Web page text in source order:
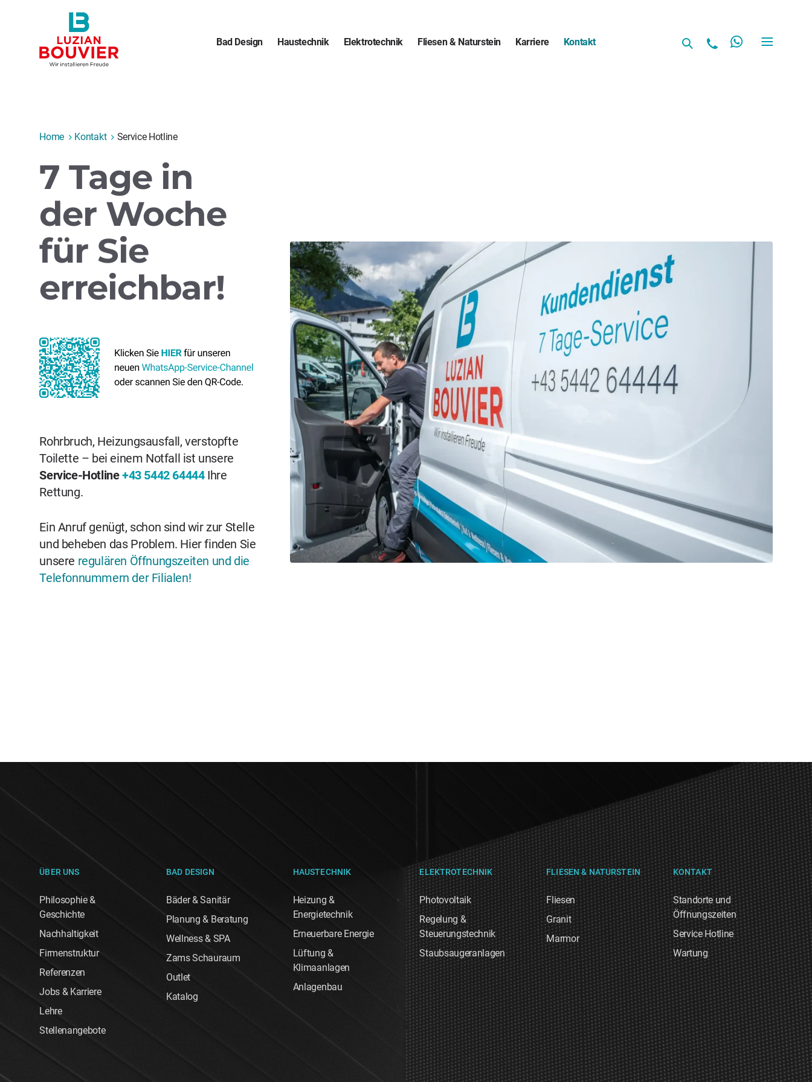
Bad Design Haustechnik Elektrotechnik Fliesen & Naturstein Karriere Kontakt
Home Kontakt Service Hotline
7 Tage in
der Woche
für Sie
erreichbar!
Rohrbruch, Heizungsausfall, verstopfte
Toilette – bei einem Notfall ist unsere
Service-Hotline+43 5442 64444Ihre
Rettung.
Ein Anruf genügt, schon sind wir zur Stelle
und beheben das Problem. Hier finden Sie
unsere regulären Öffnungszeiten und die
Telefonnummern der Filialen!
ÜBER UNS
Philosophie &
Geschichte
Nachhaltigkeit
Firmenstruktur
Referenzen
Jobs & Karriere
Lehre
Stellenangebote
BAD DESIGN
Bäder & Sanitär
Planung & Beratung
Wellness & SPA
Zams Schauraum
Outlet
Katalog
HAUSTECHNIK
Heizung &
Energietechnik
Erneuerbare Energie
Lüftung &
Klimaanlagen
Anlagenbau
ELEKTROTECHNIK
Photovoltaik
Regelung &
Steuerungstechnik
Staubsaugeranlagen
FLIESEN & NATURSTEIN
Fliesen
Granit
Marmor
KONTAKT
Standorte und
Öffnungszeiten
Service Hotline
Wartung